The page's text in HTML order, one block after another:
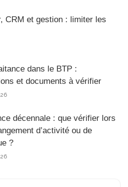
CRM et gestion : limiter les
dans le BTP :
et documents à vérifier
décennale : que vérifier lors
d’activité ou de
?